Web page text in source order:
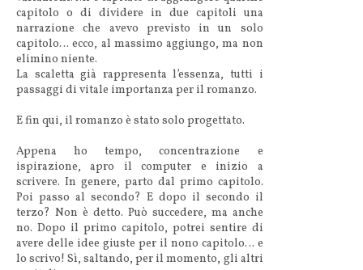
capitolo o di dividere in due capitoli una
narrazione che avevo previsto in un solo
capitolo… ecco, al massimo aggiungo, ma non
elimino niente.
La scaletta già rappresenta l’essenza, tutti i
passaggi di vitale importanza per il romanzo.
E fin qui, il romanzo è stato solo progettato.
Appena ho tempo, concentrazione e
ispirazione, apro il computer e inizio a
scrivere. In genere, parto dal primo capitolo.
Poi passo al secondo? E dopo il secondo il
terzo? Non è detto. Può succedere, ma anche
no. Dopo il primo capitolo, potrei sentire di
avere delle idee giuste per il nono capitolo… e
lo scrivo! Sì, saltando, per il momento, gli altri